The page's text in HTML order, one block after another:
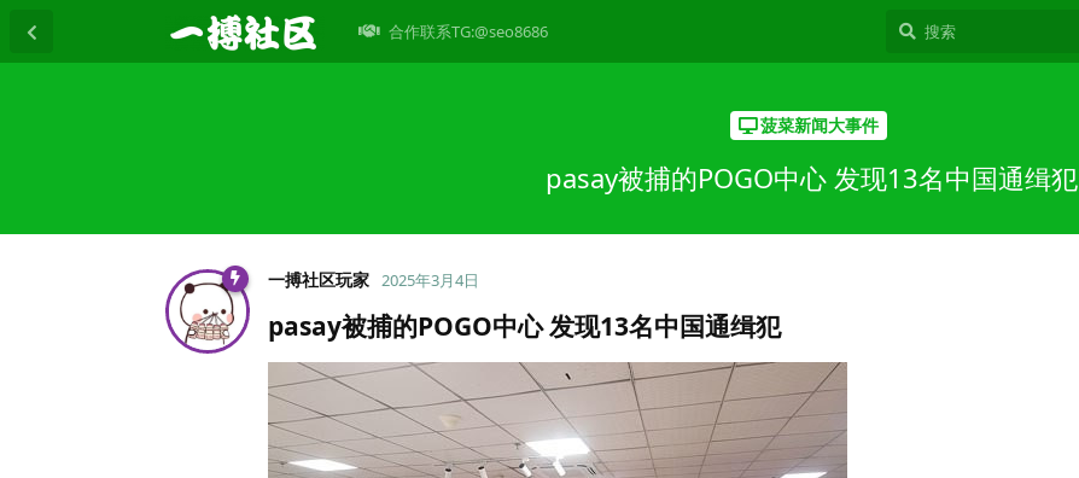
合作联系TG:@seo8686
菠菜新闻大事件
pasay被捕的POGO中心 发现13名中国通缉犯
一搏社区玩家 2025年3月4日
pasay被捕的POGO中心 发现13名中国通缉犯